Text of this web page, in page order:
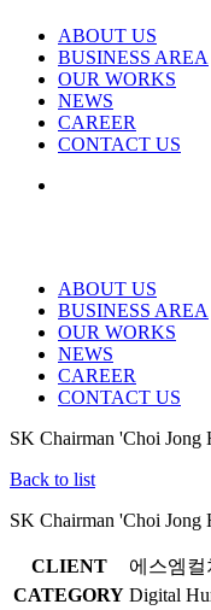
ABOUT US
BUSINESS AREA
OUR WORKS
NEWS
CAREER
CONTACT US
ABOUT US
BUSINESS AREA
OUR WORKS
NEWS
CAREER
CONTACT US
SK Chairman 'Choi Jong
Back to list
SK Chairman 'Choi Jong
CLIENT
에스엠
CATEGORY Digital